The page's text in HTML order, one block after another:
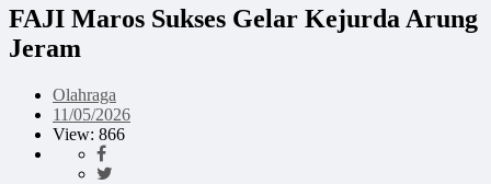
FAJI Maros Sukses Gelar Kejurda Arung
Jeram
Olahraga
11/05/2026
View: 866